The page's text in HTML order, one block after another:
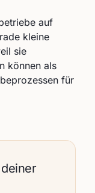
auf
kleine
sie
können als
für